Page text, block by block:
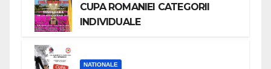
CUPA ROMANIEI CATEGORII
INDIVIDUALE
NATIONALE